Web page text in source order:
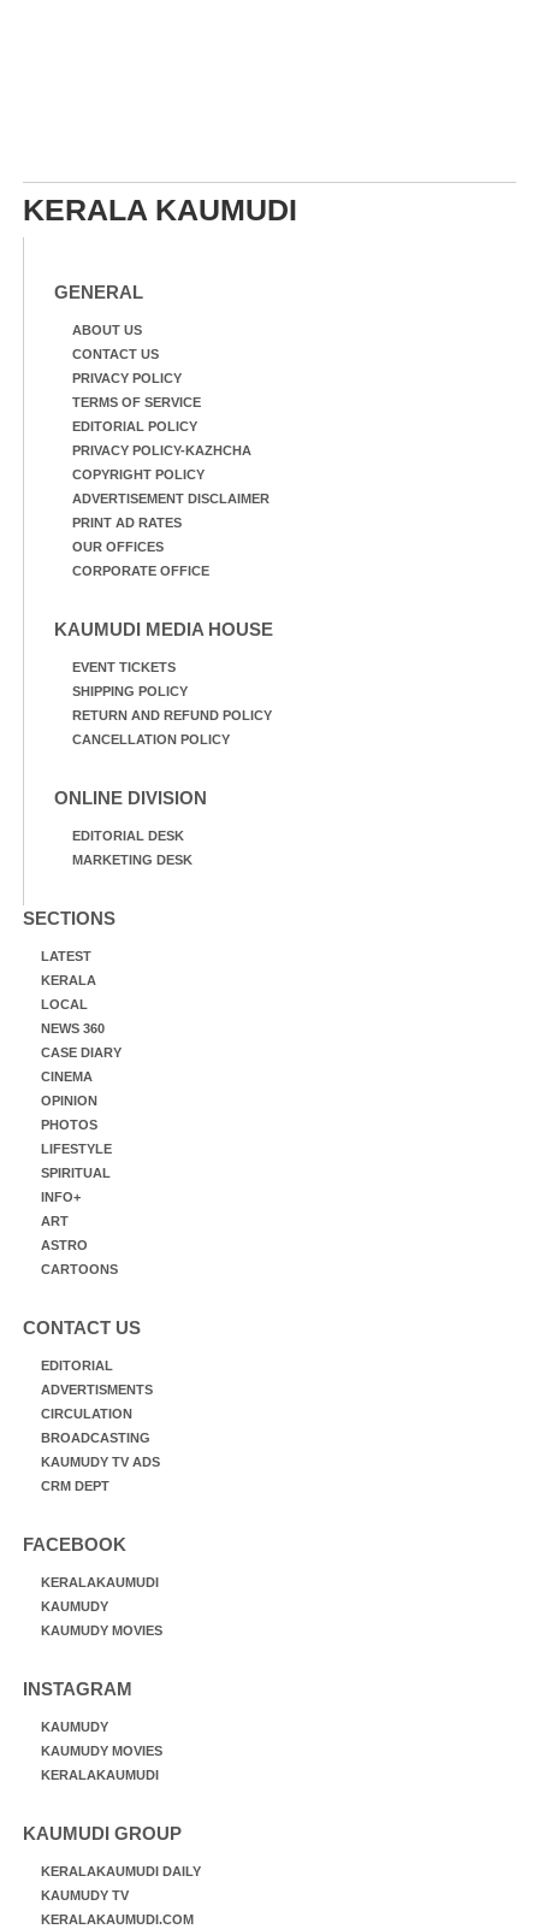
KERALA KAUMUDI
GENERAL
ABOUT US
CONTACT US
PRIVACY POLICY
TERMS OF SERVICE
EDITORIAL POLICY
PRIVACY POLICY-KAZHCHA
COPYRIGHT POLICY
ADVERTISEMENT DISCLAIMER
PRINT AD RATES
OUR OFFICES
CORPORATE OFFICE
KAUMUDI MEDIA HOUSE
EVENT TICKETS
SHIPPING POLICY
RETURN AND REFUND POLICY
CANCELLATION POLICY
ONLINE DIVISION
EDITORIAL DESK
MARKETING DESK
SECTIONS
LATEST
KERALA
LOCAL
NEWS 360
CASE DIARY
CINEMA
OPINION
PHOTOS
LIFESTYLE
SPIRITUAL
INFO+
ART
ASTRO
CARTOONS
CONTACT US
EDITORIAL
ADVERTISMENTS
CIRCULATION
BROADCASTING
KAUMUDY TV ADS
CRM DEPT
FACEBOOK
KERALAKAUMUDI
KAUMUDY
KAUMUDY MOVIES
INSTAGRAM
KAUMUDY
KAUMUDY MOVIES
KERALAKAUMUDI
KAUMUDI GROUP
KERALAKAUMUDI DAILY
KAUMUDY TV
KERALAKAUMUDI.COM